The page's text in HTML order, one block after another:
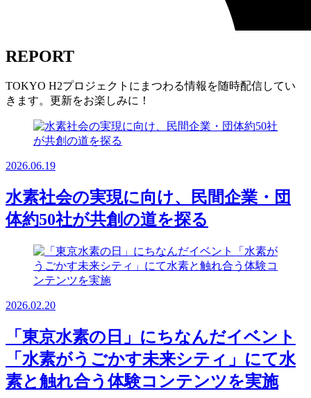
REPORT
TOKYO H2プロジェクトにまつわる情報を随時配信してい
きます。更新をお楽しみに！
2026.06.19
水素社会の実現に向け、民間企業・団
体約50社が共創の道を探る
2026.02.20
「東京水素の日」にちなんだイベント
「水素がうごかす未来シティ」にて水
素と触れ合う体験コンテンツを実施